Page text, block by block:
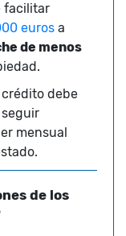
facilitar
euros a
de menos
crédito debe
mensual
de los